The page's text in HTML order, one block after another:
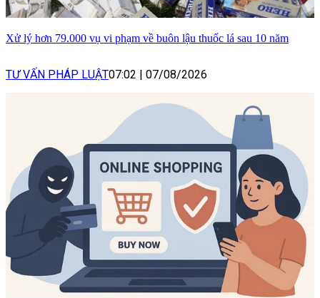
Xử lý hơn 79.000 vụ vi phạm về buôn lậu thuốc lá sau 10 năm
TƯ VẤN PHÁP LUẬT07:02 07/08/2026